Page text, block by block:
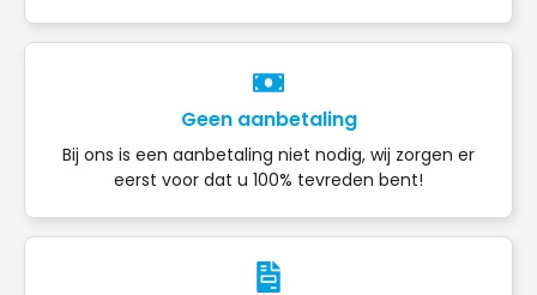
Geen aanbetaling
Bij ons is een aanbetaling niet nodig, wij zorgen er
eerst voor dat u 100% tevreden bent!